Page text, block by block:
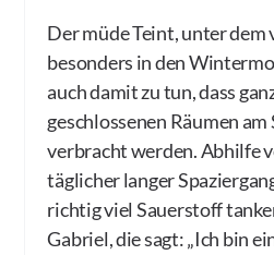
Der müde Teint, unter dem
besonders in den
auch damit zu tun, dass
geschlossenen Räumen
verbracht werden. Abhilfe
täglicher langer
richtig viel Sauerstoff
Gabriel, die sagt: „Ich bin